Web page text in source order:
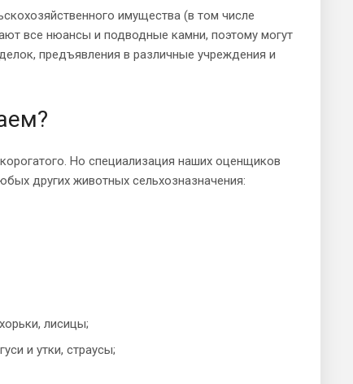
имущества (в том числе
все нюансы и подводные камни, поэтому могут
предъявления в различные учреждения и
Но специализация наших оценщиков
других животных сельхозназначения:
лисицы;
и утки, страусы;